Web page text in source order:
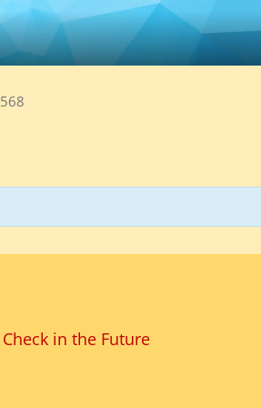
568
Check in the Future